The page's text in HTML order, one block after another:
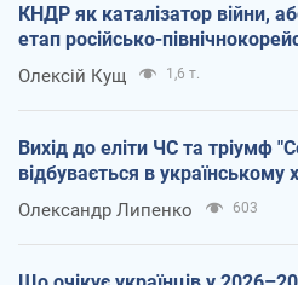
КНДР як каталізатор війни,
етап російсько-
Олексій Кущ 1,6 т.
Вихід до еліти ЧС та тріумф
відбувається в українському
Олександр Липенко 603